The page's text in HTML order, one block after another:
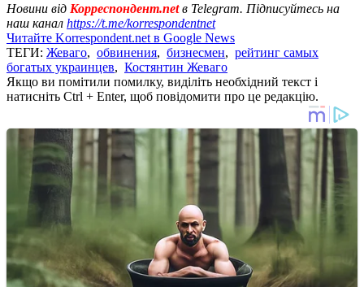
Новини від Корреспондент.netв Telegram. Підписуйтесь на
наш канал https://t.me/korrespondentnet
Читайте Korrespondent.net в Google News
ТЕГИ: Жеваго, обвинения, бизнесмен, рейтинг самых
богатых украинцев, Костянтин Жеваго
Якщо ви помітили помилку, виділіть необхідний текст і
натисніть Ctrl + Enter, щоб повідомити про це редакцію.